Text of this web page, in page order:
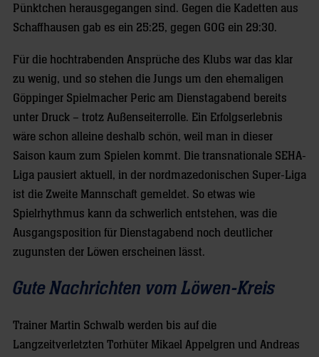
Pünktchen herausgegangen sind. Gegen die Kadetten aus
Schaffhausen gab es ein 25:25, gegen GOG ein 29:30.
Für die hochtrabenden Ansprüche des Klubs war das klar
zu wenig, und so stehen die Jungs um den ehemaligen
Göppinger Spielmacher Peric am Dienstagabend bereits
unter Druck – trotz Außenseiterrolle. Ein Erfolgserlebnis
wäre schon alleine deshalb schön, weil man in dieser
Saison kaum zum Spielen kommt. Die transnationale SEHA-
Liga pausiert aktuell, in der nordmazedonischen Super-Liga
ist die Zweite Mannschaft gemeldet. So etwas wie
Spielrhythmus kann da schwerlich entstehen, was die
Ausgangsposition für Dienstagabend noch deutlicher
zugunsten der Löwen erscheinen lässt.
Gute Nachrichten vom Löwen-Kreis
Trainer Martin Schwalb werden bis auf die
Langzeitverletzten Torhüter Mikael Appelgren und Andreas